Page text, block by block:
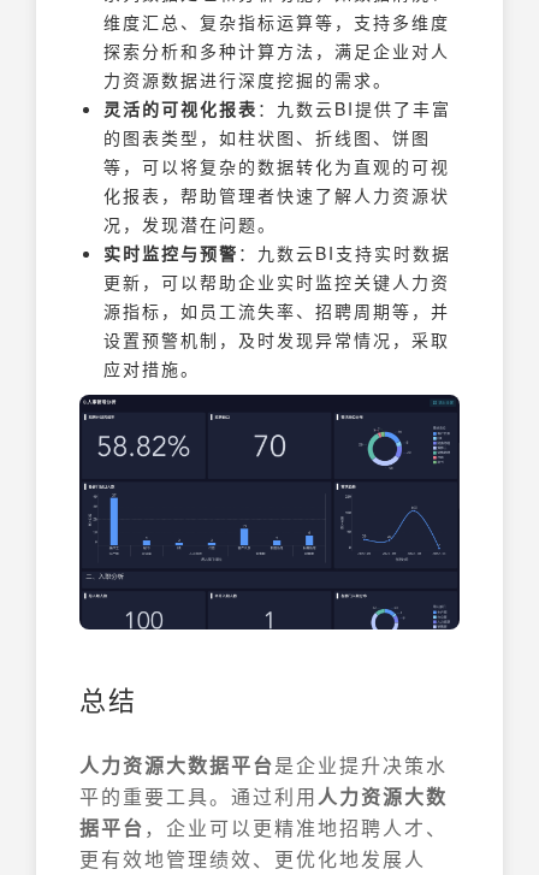
维度汇总、复杂指标运算等，支持多维度
探索分析和多种计算方法，满足企业对人
力资源数据进行深度挖掘的需求。
灵活的可视化报表 ：九数云BI提供了丰富
的图表类型，如柱状图、折线图、饼图
等，可以将复杂的数据转化为直观的可视
化报表，帮助管理者快速了解人力资源状
况，发现潜在问题。
实时监控与预警 ：九数云BI支持实时数据
更新，可以帮助企业实时监控关键人力资
源指标，如员工流失率、招聘周期等，并
设置预警机制，及时发现异常情况，采取
应对措施。
总结
人力资源大数据平台是企业提升决策水
平的重要工具。通过利用人力资源大数
据平台 ，企业可以更精准地招聘人才、
更有效地管理绩效、更优化地发展人